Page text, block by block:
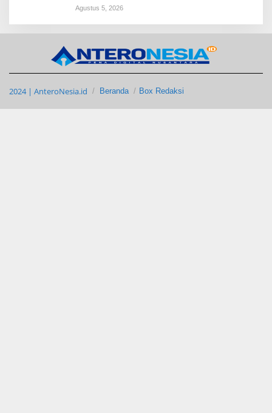
Strategis Perkuat Fiskal Daerah
Agustus 5, 2026
2024 | AnteroNesia.id Beranda Box Redaksi